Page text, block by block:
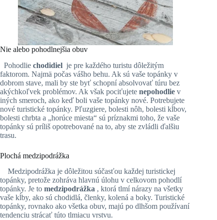
Nie alebo pohodlnejšia obuv
Pohodlie chodidiel je pre každého turistu dôležitým
faktorom. Najmä počas vášho behu. Ak sú vaše topánky v
dobrom stave, mali by ste byť schopní absolvovať túru bez
akýchkoľvek problémov. Ak však pociťujete nepohodlie v
iných smeroch, ako keď boli vaše topánky nové. Potrebujete
nové turistické topánky. Pľuzgiere, bolesti nôh, bolesti kĺbov,
bolesti chrbta a „horúce miesta“ sú príznakmi toho, že vaše
topánky sú príliš opotrebované na to, aby ste zvládli ďalšiu
trasu.
Plochá medzipodrážka
Medzipodrážka je dôležitou súčasťou každej turistickej
topánky, pretože zohráva hlavnú úlohu v celkovom pohodlí
topánky. Je to medzipodrážka , ktorá tlmí nárazy na všetky
vaše kĺby, ako sú chodidlá, členky, kolená a boky. Turistické
topánky, rovnako ako všetka obuv, majú po dlhšom používaní
tendenciu strácať túto tlmiacu vrstvu.